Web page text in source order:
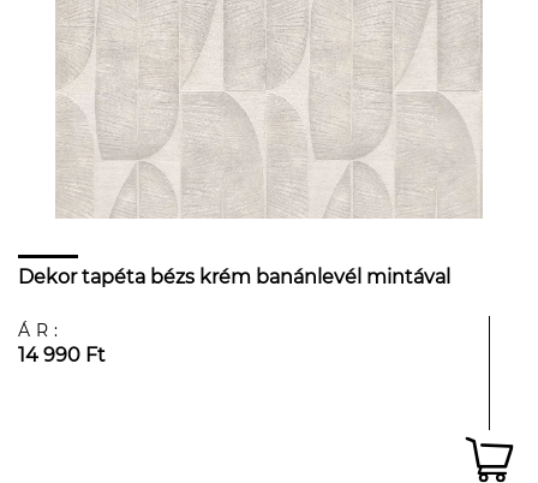
Dekor tapéta bézs krém banánlevél mintával
ÁR:
14 990 Ft